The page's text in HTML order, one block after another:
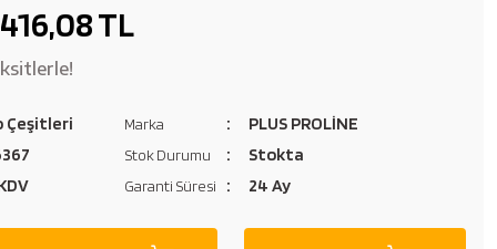
416,08 TL
Çeşitleri Marka PLUS PROLİNE
Stok Durumu Stokta
Garanti Süresi 24 Ay